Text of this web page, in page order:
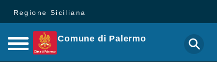
Regione Siciliana
Comune di Palermo